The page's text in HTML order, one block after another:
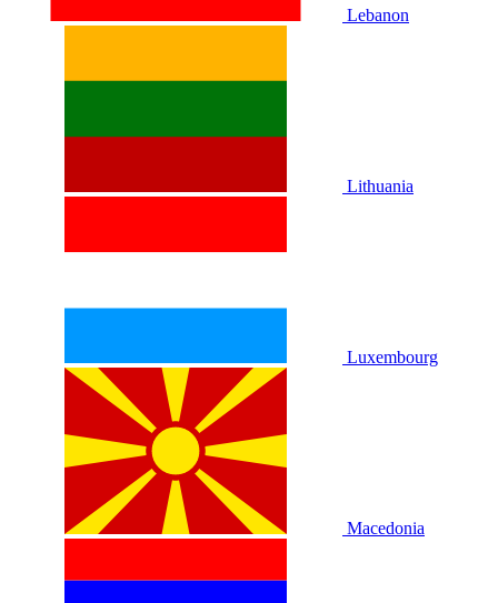
Lebanon
Lithuania
Luxembourg
Macedonia